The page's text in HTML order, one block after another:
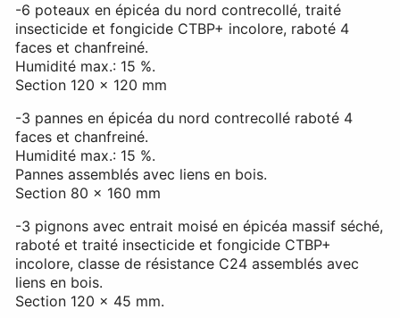
-6 poteaux en épicéa du nord contrecollé, traité
insecticide et fongicide CTBP+ incolore, raboté 4
faces et chanfreiné.
Humidité max.: 15 %.
Section 120 x 120 mm
-3 pannes en épicéa du nord contrecollé raboté 4
faces et chanfreiné.
Humidité max.: 15 %.
Pannes assemblés avec liens en bois.
Section 80 x 160 mm
-3 pignons avec entrait moisé en épicéa massif séché,
raboté et traité insecticide et fongicide CTBP+
incolore, classe de résistance C24 assemblés avec
liens en bois.
Section 120 x 45 mm.